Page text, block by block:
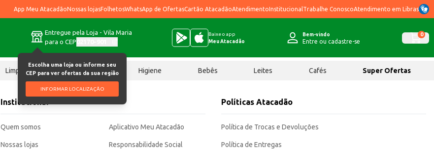
App Meu AtacadãoNossas lojasFolhetosWhatsApp de OfertasCartão AtacadãoAtendimentoInstitucional Trabalhe ConoscoAtendimento em Libras
Entregue pela Loja - Vila Maria
para o CEP
Escolha uma loja ou informe seu
CEP para ver ofertas da sua região
INFORMAR LOCALIZAÇÃO
Baixe o app
Meu Atacadão
Bem-vindo
Entre ou cadastre-se
0
Limpeza Chocolates Higiene Bebês Leites Cafés Super Ofertas
Institucional
Quem somos
Nossas lojas
Aplicativo Meu Atacadão
Responsabilidade Social
Políticas Atacadão
Política de Trocas e Devoluções
Política de Entregas